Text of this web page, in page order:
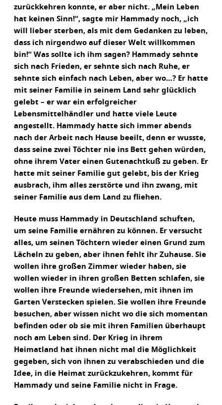
zurückkehren konnte, er aber nicht. „Mein Leben
hat keinen Sinn!“, sagte mir Hammady noch, „ich
will lieber sterben, als mit dem Gedanken zu leben,
dass ich nirgendwo auf dieser Welt willkommen
bin!“ Was sollte ich ihm sagen? Hammady sehnte
sich nach Frieden, er sehnte sich nach Ruhe, er
sehnte sich einfach nach Leben, aber wo…? Er hatte
mit seiner Familie in seinem Land sehr glücklich
gelebt – er war ein erfolgreicher
Lebensmittelhändler und hatte viele Leute
angestellt. Hammady hatte sich immer abends
nach der Arbeit nach Hause beeilt, denn er wusste,
dass seine zwei Töchter nie ins Bett gehen würden,
ohne ihrem Vater einen Gutenachtkuß zu geben. Er
hatte mit seiner Familie gut gelebt, bis der Krieg
ausbrach, ihm alles zerstörte und ihn zwang, mit
seiner Familie aus dem Land zu fliehen.
Heute muss Hammady in Deutschland schuften,
um seine Familie ernähren zu können. Er versucht
alles, um seinen Töchtern wieder einen Grund zum
Lächeln zu geben, aber ihnen fehlt ihr Zuhause. Sie
wollen ihre großen Zimmer wieder haben, sie
wollen wieder in ihren großen Betten schlafen, sie
wollen ihre Freunde wiedersehen, mit ihnen im
Garten Verstecken spielen. Sie wollen ihre Freunde
besuchen, aber wissen nicht wo die sich momentan
befinden oder ob sie mit ihren Familien überhaupt
noch am Leben sind. Der Krieg in ihrem
Heimatland hat ihnen nicht mal die Möglichkeit
gegeben, sich von ihnen zu verabschieden und die
Idee, in die Heimat zurückzukehren, kommt für
Hammady und seine Familie nicht in Frage.